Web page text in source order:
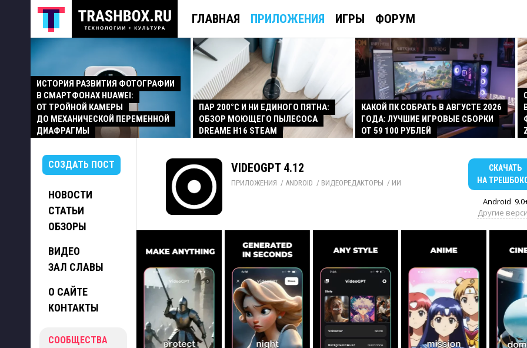
ГЛАВНАЯ ПРИЛОЖЕНИЯ ИГРЫ ФОРУМ
ИСТОРИЯ РАЗВИТИЯ ФОТОГРАФИИ
В СМАРТФОНАХ HUAWEI:
ОТ ТРОЙНОЙ КАМЕРЫ
ДО МЕХАНИЧЕСКОЙ ПЕРЕМЕННОЙ
ДИАФРАГМЫ
ПАР 200°C И НИ ЕДИНОГО ПЯТНА:
ОБЗОР МОЮЩЕГО ПЫЛЕСОСА
DREAME H16 STEAM
КАКОЙ ПК СОБРАТЬ В АВГУСТЕ 2026
ГОДА: ЛУЧШИЕ ИГРОВЫЕ СБОРКИ
ОТ 59 100 РУБЛЕЙ
СОЗДАТЬ ПОСТ
НОВОСТИ
СТАТЬИ
ОБЗОРЫ
ВИДЕО
ЗАЛ СЛАВЫ
О САЙТЕ
КОНТАКТЫ
СООБЩЕСТВА
VIDEOGPT 4.12
ПРИЛОЖЕНИЯ / ANDROID / ВИДЕОРЕДАКТОРЫ / ИИ
СКАЧАТЬ
НА
Android
Другие